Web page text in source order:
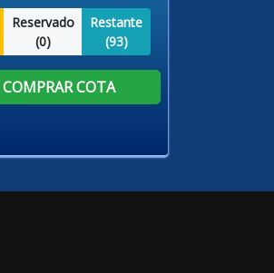
Reservado
(0)
Restante
(93)
COMPRAR COTA